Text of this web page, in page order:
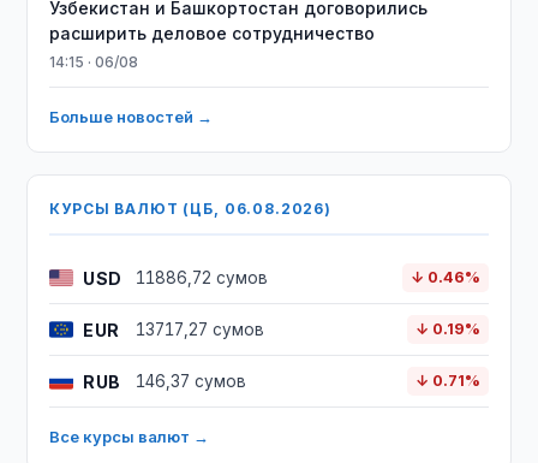
Узбекистан и Башкортостан договорились
расширить деловое сотрудничество
14:15 · 06/08
Больше новостей →
КУРСЫ ВАЛЮТ (ЦБ, 06.08.2026)
USD 11886,72 сумов ↓ 0.46%
EUR 13717,27 сумов ↓ 0.19%
RUB 146,37 сумов ↓ 0.71%
Все курсы валют →